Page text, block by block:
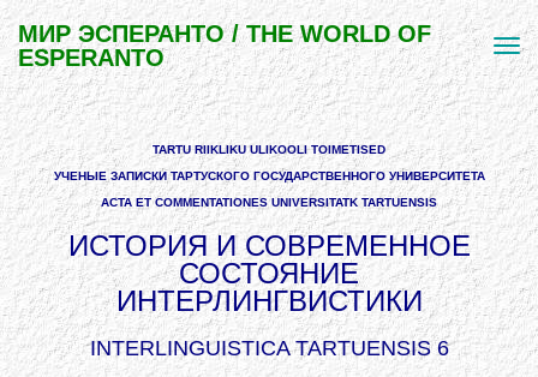
МИР ЭСПЕРАНТО / THE WORLD OF
ESPERANTO
TARTU RIIKLIKU ULIKOOLI TOIMETISED
УЧЕНЫЕ ЗАПИСКИ ТАРТУСКОГО ГОСУДАРСТВЕННОГО УНИВЕРСИТЕТА
АСТА ЕТ COMMENTATIONES UNIVERSITATK TARTUENSIS
ИСТОРИЯ И СОВРЕМЕННОЕ
СОСТОЯНИЕ
ИНТЕРЛИНГВИСТИКИ
INTERLINGUISTICA TARTUENSIS 6